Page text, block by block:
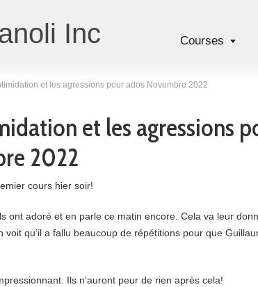
Inc Courses
et les agressions pour ados Novembre 2022
et les agressions
2022
cours hier soir!
ont adoré et en parle ce matin encore. Cela va leur
voit qu’il a fallu beaucoup de répétitions pour que
Ils n’auront peur de rien après cela!